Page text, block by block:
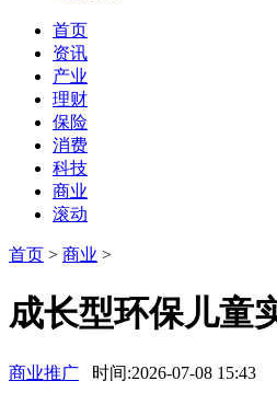
首页
资讯
产业
理财
保险
消费
科技
商业
滚动
首页 > 商业 >
成长型环保儿童
商业推广 时间:2026-07-08 15:43